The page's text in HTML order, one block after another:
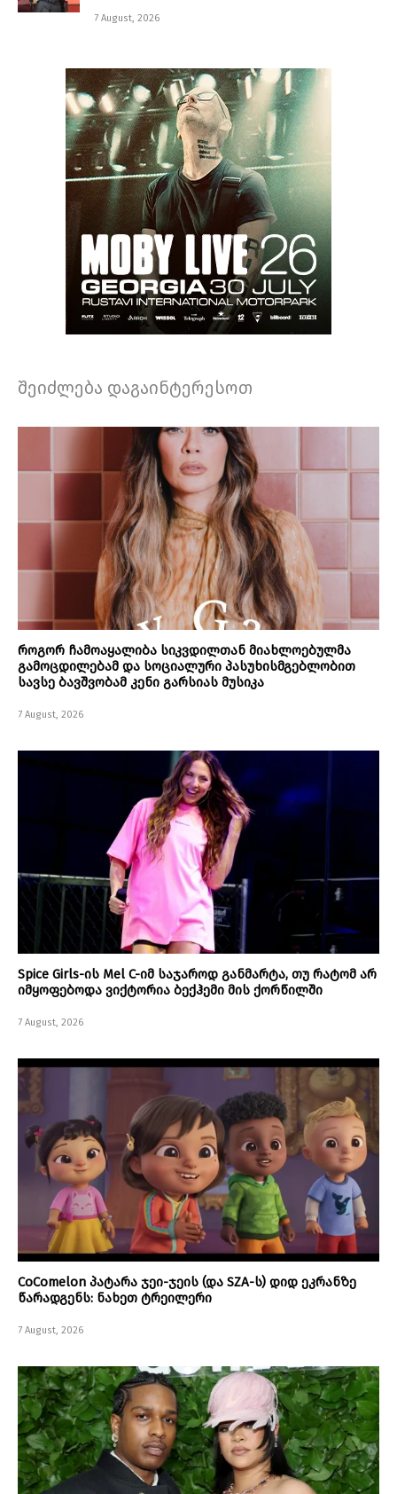
7 August, 2026
შეიძლება დაგაინტერესოთ
როგორ ჩამოაყალიბა სიკვდილთან მიახლოებულმა
გამოცდილებამ და სოციალური პასუხისმგებლობით
სავსე ბავშვობამ კენი გარსიას მუსიკა
7 August, 2026
Spice Girls-ის Mel C-იმ საჯაროდ განმარტა, თუ რატომ არ
იმყოფებოდა ვიქტორია ბექჰემი მის ქორწილში
7 August, 2026
CoComelon პატარა ჯეი-ჯეის (და SZA-ს) დიდ ეკრანზე
წარადგენს: ნახეთ ტრეილერი
7 August, 2026